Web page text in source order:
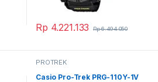
Rp 4.221.133 Rp6.494.050
PROTREK
Casio Pro-Trek PRG-110Y-1V